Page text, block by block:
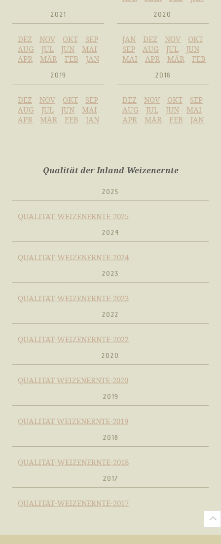
2021
DEZ NOV OKT
SEP
AUG
JUL JUN
MAI
APR
MÄR FEB JAN
2020
JAN DEZ NOV
OKT
SEP
AUG JUL
JUN
MAI
APR MÄR FEB
2019
DEZ NOV OKT
SEP
AUG
JUL JUN
MAI
APR
MÄR FEB JAN
2018
DEZ NOV OKT
SEP
AUG
JUL JUN
MAI
APR
MÄR FEB JAN
Qualität der Inland-Weizenernte
2025
QUALITÄT-WEIZENERNTE-2025
2024
QUALITÄT-WEIZENERNTE-2024
2023
QUALITÄT-WEIZENERNTE-2023
2022
QUALITÄT-WEIZENERNTE-2022
2020
QUALITÄT WEIZENERNTE-2020
2019
QUALITÄT WEIZENERNTE-2019
2018
QUALITÄT-WEIZENERNTE-2018
2017
QUALITÄT-WEIZENERNTE-2017